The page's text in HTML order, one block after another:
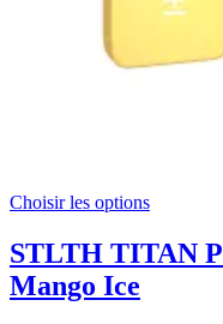
Choisir les options
STLTH TITAN
Mango Ice